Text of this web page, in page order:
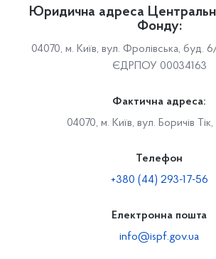
Юридична адреса
Фонду:
04070, м. Київ, вул. Фролівська, буд.
ЄДРПОУ 00034163
Фактична адреса:
04070, м. Київ, вул. Боричів
Телефон
+380 (44) 293-17-56
Електронна пошта
info@ispf.gov.ua